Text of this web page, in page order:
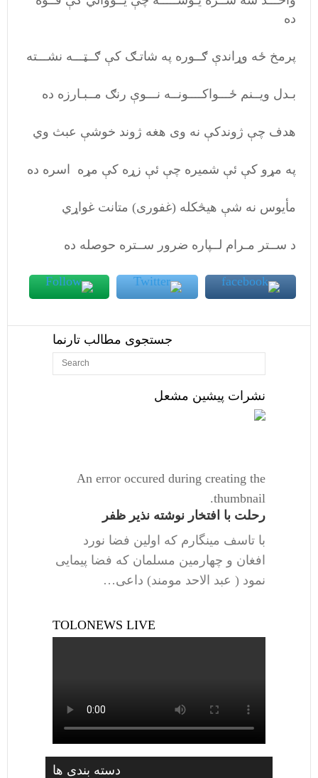
ده
پرمخ ځه وړاندې ګــوره په شاتـګ کې ګــټـــه نشـــته
بـدل ویــنم ځـــواکــــونــه نـــوې رنګ مــبـارزه ده
هدف چې ژوندکې نه وی هغه ژوند خوشې عبث وي
په مړو کې ئې شمیره چې ئې زړه کې مړه اسره ده
مأیوس نه شې هیڅکله (غفوری) متانت غواړي
د ســتر مـرام لــپاره ضرور ســتره حوصله ده
جستجوی مطالب تارنما
نشرات پیشین مشعل
An error occured during creating the
thumbnail.
رحلت با افتخار نوشته نذیر ظفر
با تاسف مینگارم که اولین فضا نورد
افغان و چهارمین مسلمان که فضا پیمایی
نمود ( عبد الاحد مومند) داعی…
TOLONEWS LIVE
دسته بندی ها